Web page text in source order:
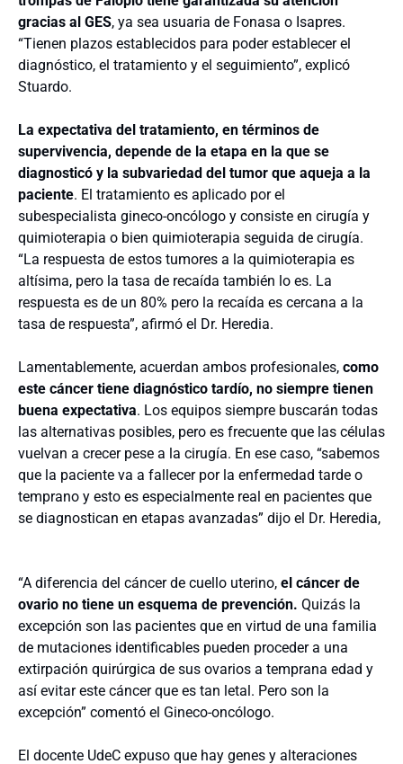
gracias al GES, ya sea usuaria de Fonasa o Isapres.
“Tienen plazos establecidos para poder establecer el
diagnóstico, el tratamiento y el seguimiento”, explicó
Stuardo.
La expectativa del tratamiento, en términos de
supervivencia, depende de la etapa en la que se
diagnosticó y la subvariedad del tumor que aqueja a la
paciente. El tratamiento es aplicado por el
subespecialista gineco-oncólogo y consiste en cirugía y
quimioterapia o bien quimioterapia seguida de cirugía.
“La respuesta de estos tumores a la quimioterapia es
altísima, pero la tasa de recaída también lo es. La
respuesta es de un 80% pero la recaída es cercana a la
tasa de respuesta”, afirmó el Dr. Heredia.
Lamentablemente, acuerdan ambos profesionales, como
este cáncer tiene diagnóstico tardío, no siempre tienen
buena expectativa. Los equipos siempre buscarán todas
las alternativas posibles, pero es frecuente que las células
vuelvan a crecer pese a la cirugía. En ese caso, “sabemos
que la paciente va a fallecer por la enfermedad tarde o
temprano y esto es especialmente real en pacientes que
se diagnostican en etapas avanzadas” dijo el Dr. Heredia,
“A diferencia del cáncer de cuello uterino, el cáncer de
ovario no tiene un esquema de prevención. Quizás la
excepción son las pacientes que en virtud de una familia
de mutaciones identificables pueden proceder a una
extirpación quirúrgica de sus ovarios a temprana edad y
así evitar este cáncer que es tan letal. Pero son la
excepción” comentó el Gineco-oncólogo.
El docente UdeC expuso que hay genes y alteraciones